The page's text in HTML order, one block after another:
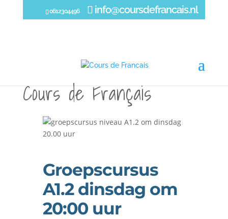
0612304496 info@coursdefrancais.nl
Groepscursus
A1.2 dinsdag om
20:00 uur